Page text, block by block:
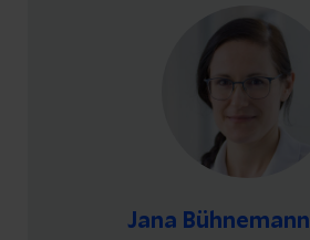
Jana Bühnemann